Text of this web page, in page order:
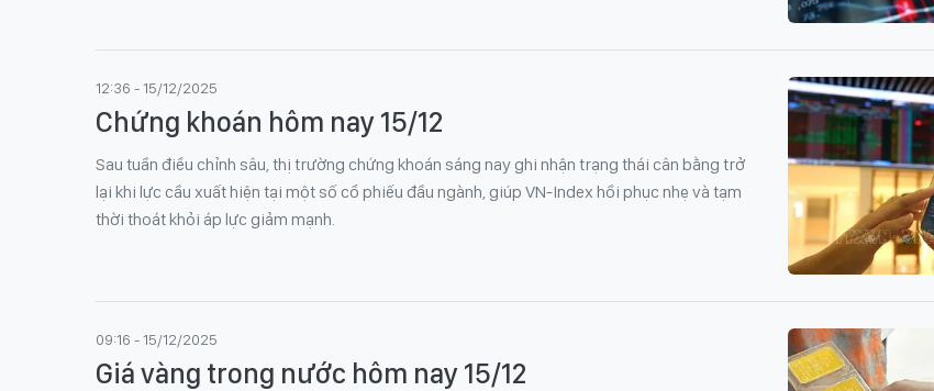
12:36 - 15/12/2025
Chứng khoán hôm nay 15/12
Sau tuần điều chỉnh sâu, thị trường chứng khoán sáng nay ghi nhận trạng thái cân bằng trở
lại khi lực cầu xuất hiện tại một số cổ phiếu đầu ngành, giúp VN-Index hồi phục nhẹ và tạm
thời thoát khỏi áp lực giảm mạnh.
09:16 - 15/12/2025
Giá vàng trong nước hôm nay 15/12